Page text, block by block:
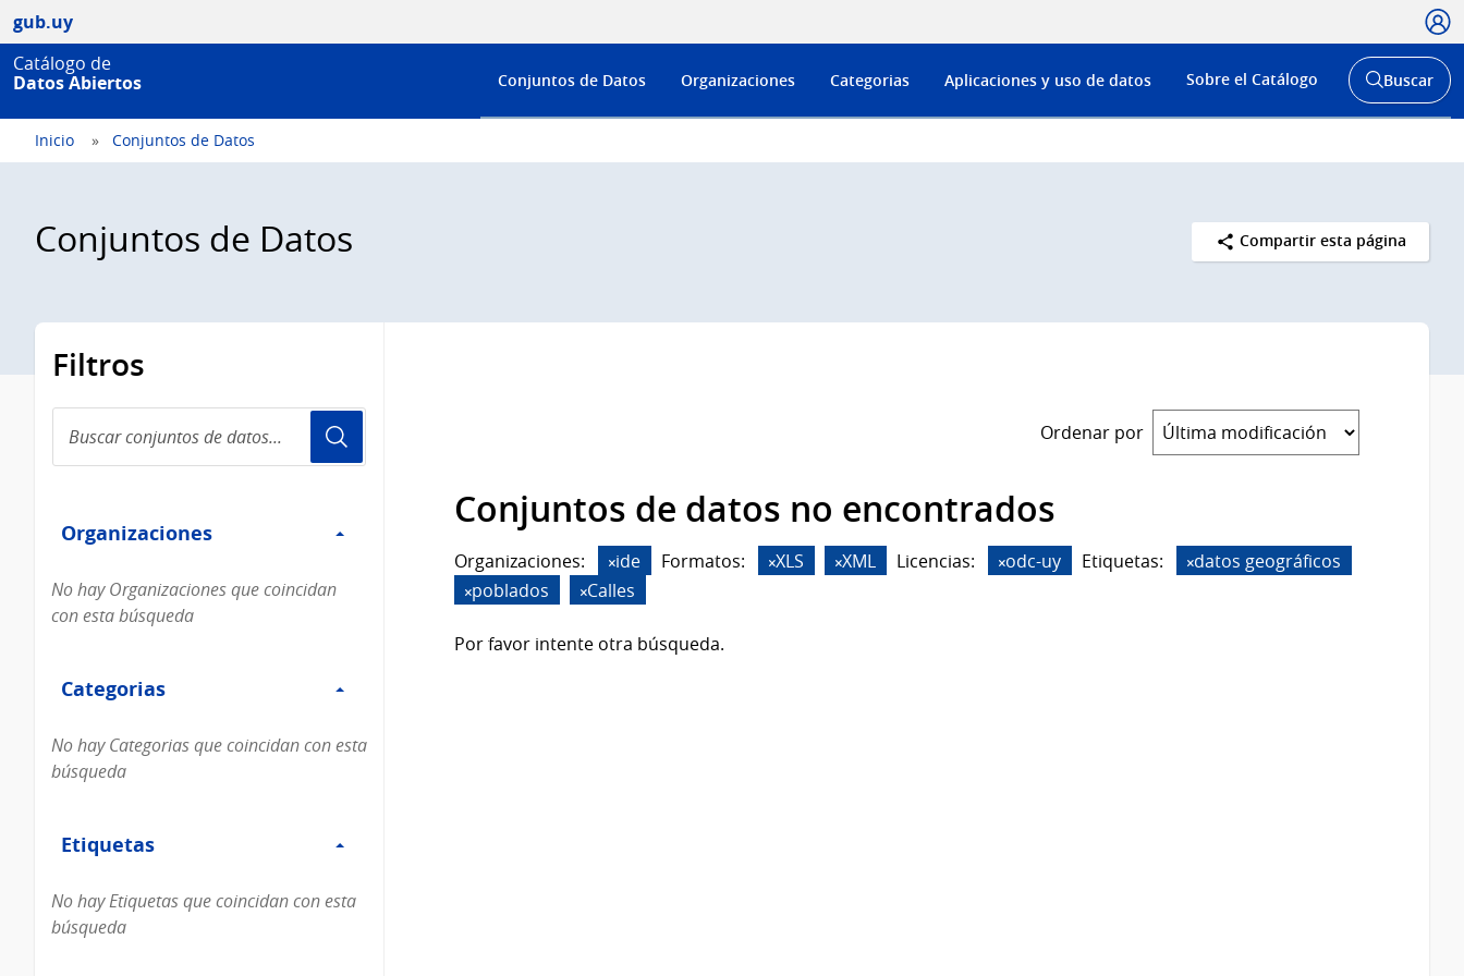
gub.uy
Catálogo de
Datos Abiertos
Menú
de
Conjuntos de Datos Organizaciones Categorias Aplicaciones y uso de datos Sobre el Catálogo
Abrir
buscador
Buscar
Inicio Conjuntos de Datos
Conjuntos de Datos Compartir esta página
Filtros
conjuntos
de
Organizaciones
Organizaciones
No hay Organizaciones que coincidan
con esta búsqueda
Categorias
Categorias
No hay Categorias que coincidan con esta
búsqueda
Etiquetas
Etiquetas
No hay Etiquetas que coincidan con esta
búsqueda
Ordenar por
Conjuntos de datos no encontrados
Organizaciones: ide Formatos: XLS XML Licencias: odc-uy Etiquetas:
datos geográficos
poblados
Calles
Por favor intente otra búsqueda.